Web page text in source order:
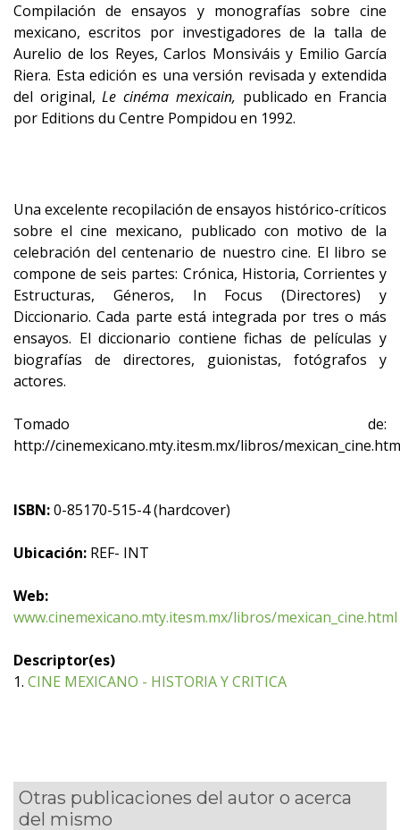
Compilación de ensayos y monografías sobre cine
mexicano, escritos por investigadores de la talla de
Aurelio de los Reyes, Carlos Monsiváis y Emilio García
Riera. Esta edición es una versión revisada y extendida
del original,Le cinéma mexicain, publicado en Francia
por Editions du Centre Pompidou en 1992.
Una excelente recopilación de ensayos histórico-críticos
sobre el cine mexicano, publicado con motivo de la
celebración del centenario de nuestro cine. El libro se
compone de seis partes: Crónica, Historia, Corrientes y
Estructuras, Géneros, In Focus (Directores) y
Diccionario. Cada parte está integrada por tres o más
ensayos. El diccionario contiene fichas de películas y
biografías de directores, guionistas, fotógrafos y
actores.
Tomado de:
http://cinemexicano.mty.itesm.mx/libros/
ISBN:0-85170-515-4 (hardcover)
Ubicación: REF- INT
Web:
www.cinemexicano.mty.itesm.mx/libros/mexican_cine.html
Descriptor(es)
1. CINE MEXICANO - HISTORIA Y CRITICA
Otras publicaciones del autor o acerca
del mismo